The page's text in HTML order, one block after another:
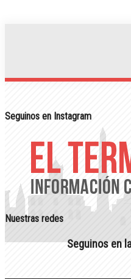
Seguinos en Instagram
Nuestras redes
Seguinos en